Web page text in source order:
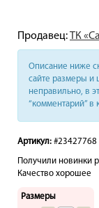
Продавец:ТК
Описание ниже
сайте размеры и
неправильно, в
“комментарий” в
Артикул: #23427768
Получили новинки
Качество хорошее
Размеры